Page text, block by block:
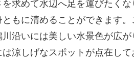
求めて水辺へ足を運びたく
もに清めることができます
沿いには美しい水景色が広
涼しげなスポットが点在し